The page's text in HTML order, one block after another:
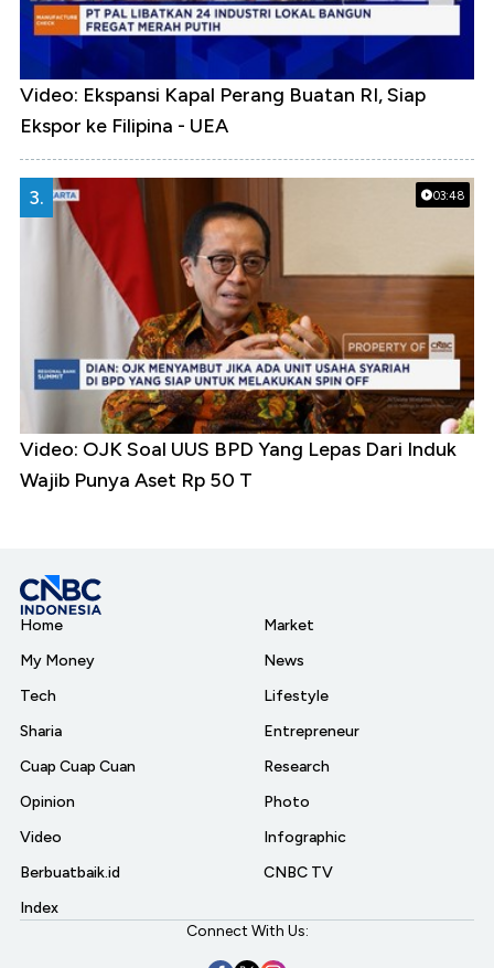
Video: Ekspansi Kapal Perang Buatan RI, Siap
Ekspor ke Filipina - UEA
03:48
3.
Video: OJK Soal UUS BPD Yang Lepas Dari Induk
Wajib Punya Aset Rp 50 T
Home
My Money
Tech
Sharia
Cuap Cuap Cuan
Opinion
Video
Berbuatbaik.id
Index
Market
News
Lifestyle
Entrepreneur
Research
Photo
Infographic
CNBC TV
Connect With Us: